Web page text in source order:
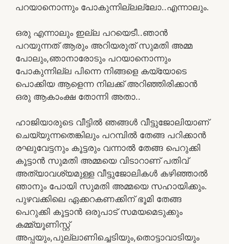
പറയാനൊന്നും പോകുന്നില്ലല്ലോ..എന്നാലും.
ഒരു എന്നാലും ഇല്ല പറയെടീ..ഞാൻ
പറയുന്നത് ആരും അറിയരുത് സുമതി അമ്മ
പോലും,ഞാനാരോടും പറയാനൊന്നും
പോകുന്നില്ല പിന്നെ നിങ്ങളെ കയ്യോടെ
പൊക്കിയ ആളെന്ന നിലക്ക് അറിഞ്ഞിരിക്കാൻ
ഒരു ആകാംക്ഷ തോന്നി അതാ..
ഹാജിയാരുടെ വീട്ടിൽ ഞങ്ങൾ വീട്ടുജോലിയാണ്
ചെയ്യുന്നതെങ്കിലും പറമ്പിൽ തേങ്ങ പറിക്കാൻ
രഘുവേട്ടനും കൂട്ടരും വന്നാൽ തേങ്ങ പെറുക്കി
കൂട്ടാൻ സുമതി അമ്മയെ വിടാറാണ് പതിവ്
അത്യാവശ്യമുള്ള വീട്ടുജോലികൾ കഴിഞ്ഞാൽ
ഞാനും പോയി സുമതി അമ്മയെ സഹായിക്കും.
പുഴവക്കിലെ ഏക്കറകണക്കിന് ഭൂമി തേങ്ങ
പെറുക്കി കൂട്ടാൻ ഒരുപാട് സമയമെടുക്കും
കമ്മ്യൂണിസ്റ്റ്
അപ്പയും,പുല്ലാണിച്ചെടിയും,തൊട്ടാവാടിയും